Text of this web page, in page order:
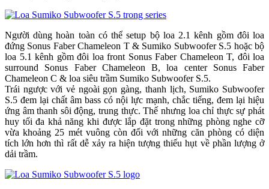
Người dùng hoàn toàn có thể setup bộ loa 2.1 kênh gồm đôi loa
đứng Sonus Faber Chameleon T & Sumiko Subwoofer S.5 hoặc bộ
loa 5.1 kênh gồm đôi loa front Sonus Faber Chameleon T, đôi loa
surround Sonus Faber Chameleon B, loa center Sonus Faber
Chameleon C & loa siêu trầm Sumiko Subwoofer S.5.
Trái ngược với vẻ ngoài gọn gàng, thanh lịch, Sumiko Subwoofer
S.5 đem lại chất âm bass có nội lực mạnh, chắc tiếng, đem lại hiệu
ứng âm thanh sôi động, trung thực. Thế nhưng loa chỉ thực sự phát
huy tối đa khả năng khi được lắp đặt trong những phòng nghe cỡ
vừa khoảng 25 mét vuông còn đối với những căn phòng có diện
tích lớn hơn thì rất dễ xảy ra hiện tượng thiếu hụt về phần lượng ở
dải trầm.